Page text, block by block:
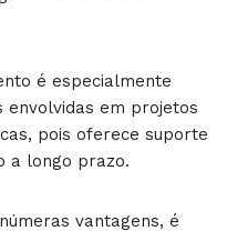
é especialmente
em projetos
pois oferece suporte
a longo prazo.
vantagens, é